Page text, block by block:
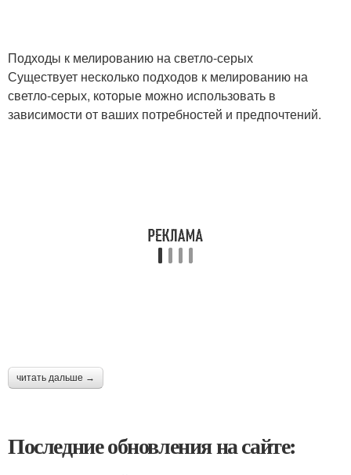
Подходы к мелированию на светло-серых
Существует несколько подходов к мелированию на
светло-серых, которые можно использовать в
зависимости от ваших потребностей и предпочтений.
читать дальше →
Последние обновления на сайте: